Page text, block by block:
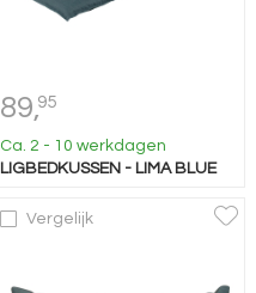
89,95
Ca. 2 - 10 werkdagen
LIGBEDKUSSEN - LIMA BLUE
Vergelijk